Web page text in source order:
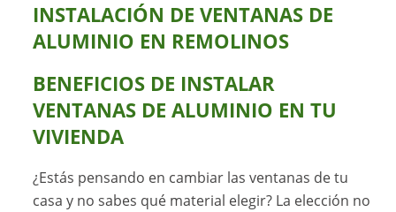
INSTALACIÓN DE VENTANAS DE
ALUMINIO EN REMOLINOS
BENEFICIOS DE INSTALAR
VENTANAS DE ALUMINIO EN TU
VIVIENDA
¿Estás pensando en cambiar las ventanas de tu
casa y no sabes qué material elegir? La elección no